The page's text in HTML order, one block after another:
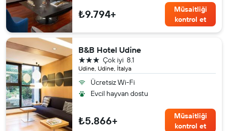
₺9.794+
Müsaitliği
kontrol et
B&B Hotel Udine
Udine, Udine, İtalya
8.1
Çok iyi
3 yıldız
Ücretsiz Wi-Fi
Evcil hayvan dostu
₺5.866+
Müsaitliği
kontrol et